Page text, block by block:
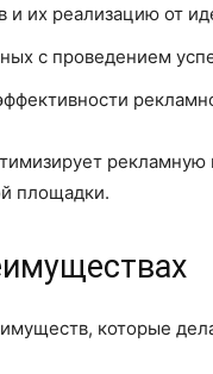
и их реализацию от
с проведением
площадки.
которые